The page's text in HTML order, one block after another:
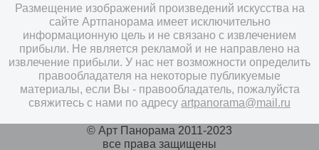
Размещение изображений произведений искусства на
сайте Артпанорама имеет исключительно
информационную цель и не связано с извлечением
прибыли. Не является рекламой и не направлено на
извлечение прибыли. У нас нет возможности определить
правообладателя на некоторые публикуемые
материалы, если Вы - правообладатель, пожалуйста
свяжитесь с нами по адресу artpanorama@mail.ru
© Арт Панорама 2011-2023
все права защищены